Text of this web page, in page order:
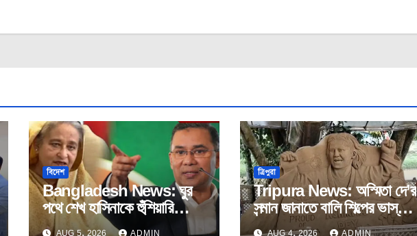
বিদেশ
Bangladesh News: ঘুর
পথে শেখ হাসিনাকে হুঁশিয়ারি
তারেক রহমানের।
AUG 5, 2026 ADMIN
ত্রিপুরা
Tripura News: অস্মিতা দে’র
সন্মান জানাতে বালি শিল্পের ভাস্কর্য
নির্মাণ।
AUG 4, 2026 ADMIN